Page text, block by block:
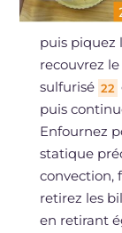
puis piquez
recouvrez
sulfurisé 22
puis
Enfournez
statique
convection,
retirez les
en retirant